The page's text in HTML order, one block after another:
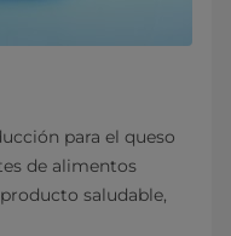
para el queso
de alimentos
saludable,